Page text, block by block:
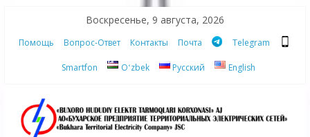
content
Воскресенье, 9 августа, 2026
Помощь Вопрос-Ответ Контакты Почта Telegram
Smartfon Oʻzbek Русский English